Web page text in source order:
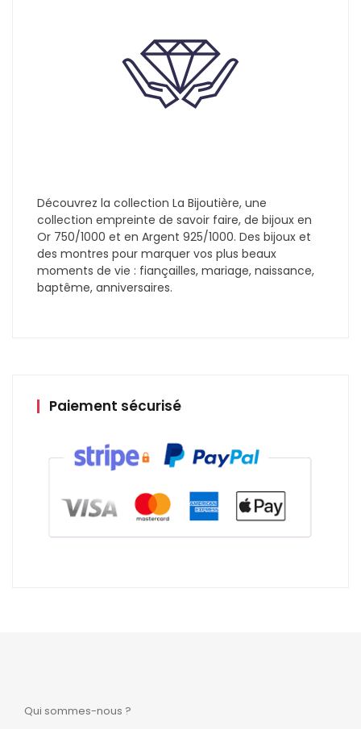
Découvrez la collection La Bijoutière, une
collection empreinte de savoir faire, de bijoux en
Or 750/1000 et en Argent 925/1000. Des bijoux et
des montres pour marquer vos plus beaux
moments de vie : fiançailles, mariage, naissance,
baptême, anniversaires.
Paiement sécurisé
Qui sommes-nous ?